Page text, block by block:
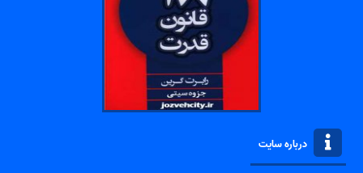
درباره سایت